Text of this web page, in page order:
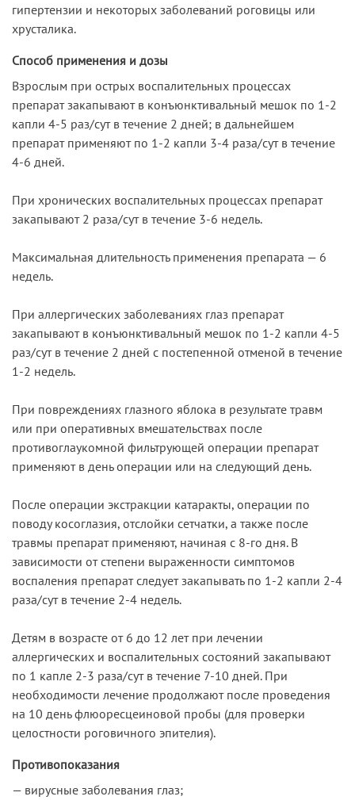
гипертензии и некоторых заболеваний роговицы или
хрусталика.
Способ применения и дозы
Взрослым при острых воспалительных процессах
препарат закапывают в конъюнктивальный мешок по 1-2
капли 4-5 раз/сут в течение 2 дней; в дальнейшем
препарат применяют по 1-2 капли 3-4 раза/сут в течение
4-6 дней.
При хронических воспалительных процессах препарат
закапывают 2 раза/сут в течение 3-6 недель.
Максимальная длительность применения препарата — 6
недель.
При аллергических заболеваниях глаз препарат
закапывают в конъюнктивальный мешок по 1-2 капли 4-5
раз/сут в течение 2 дней с постепенной отменой в течение
1-2 недель.
При повреждениях глазного яблока в результате травм
или при оперативных вмешательствах после
противоглаукомной фильтрующей операции препарат
применяют в день операции или на следующий день.
После операции экстракции катаракты, операции по
поводу косоглазия, отслойки сетчатки, а также после
травмы препарат применяют, начиная с 8-го дня. В
зависимости от степени выраженности симптомов
воспаления препарат следует закапывать по 1-2 капли 2-4
раза/сут в течение 2-4 недель.
Детям в возрасте от 6 до 12 лет при лечении
аллергических и воспалительных состояний закапывают
по 1 капле 2-3 раза/сут в течение 7-10 дней. При
необходимости лечение продолжают после проведения
на 10 день флюоресцеиновой пробы (для проверки
целостности роговичного эпителия).
Противопоказания
— вирусные заболевания глаз;